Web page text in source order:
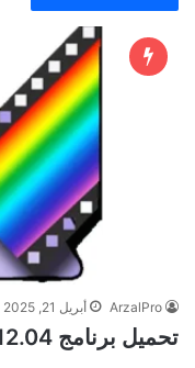
ArzalPro أبريل 21, 2025
تحميل برنامج Prism Video Converter 12.04